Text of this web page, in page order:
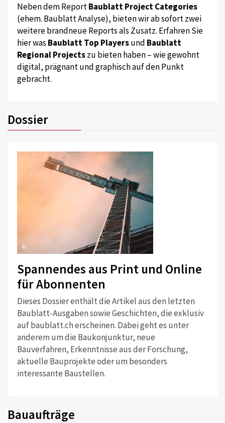
Neben dem ReportBaublatt Project Categories
(ehem. Baublatt Analyse), bieten wir ab sofort zwei
weitere brandneue Reports als Zusatz. Erfahren Sie
hier was Baublatt Top Playersund Baublatt
Regional Projectszu bieten haben – wie gewohnt
digital, prägnant und graphisch auf den Punkt
gebracht.
Dossier
©
Spannendes aus Print und Online
für Abonnenten
Dieses Dossier enthält die Artikel aus den letzten
Baublatt-Ausgaben sowie Geschichten, die exklusiv
auf baublatt.ch erscheinen. Dabei geht es unter
anderem um die Baukonjunktur, neue
Bauverfahren, Erkenntnisse aus der Forschung,
aktuelle Bauprojekte oder um besonders
interessante Baustellen.
Bauaufträge